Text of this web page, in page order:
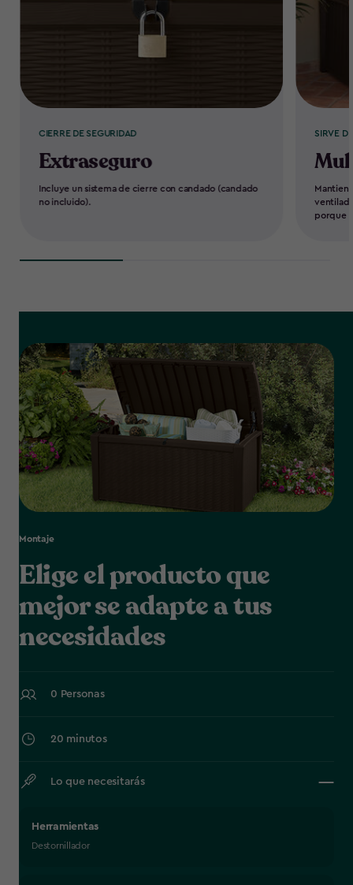
CIERRE DE SEGURIDAD
Extraseguro
Incluye un sistema de cierre con candado (candado
no incluido).
SIRVE
porque
Montaje
Elige el producto que
mejor se adapte a tus
necesidades
0 Personas
20 minutos
Lo que necesitarás
Herramientas
Destornillador